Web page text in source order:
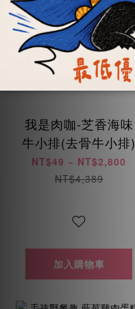
我是肉咖-芝香海味
牛小排(去骨牛小排)
NT$49 ~ NT$2,800
NT$4,389
加入購物車